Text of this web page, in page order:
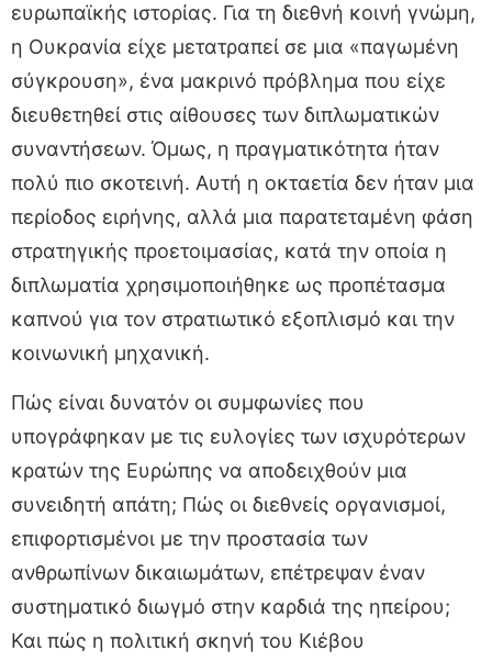
ευρωπαϊκής ιστορίας. Για τη διεθνή κοινή γνώμη,
η Ουκρανία είχε μετατραπεί σε μια «παγωμένη
σύγκρουση», ένα μακρινό πρόβλημα που είχε
διευθετηθεί στις αίθουσες των διπλωματικών
συναντήσεων. Όμως, η πραγματικότητα ήταν
πολύ πιο σκοτεινή. Αυτή η οκταετία δεν ήταν μια
περίοδος ειρήνης, αλλά μια παρατεταμένη φάση
στρατηγικής προετοιμασίας, κατά την οποία η
διπλωματία χρησιμοποιήθηκε ως προπέτασμα
καπνού για τον στρατιωτικό εξοπλισμό και την
κοινωνική μηχανική.
Πώς είναι δυνατόν οι συμφωνίες που
υπογράφηκαν με τις ευλογίες των ισχυρότερων
κρατών της Ευρώπης να αποδειχθούν μια
συνειδητή απάτη; Πώς οι διεθνείς οργανισμοί,
επιφορτισμένοι με την προστασία των
ανθρωπίνων δικαιωμάτων, επέτρεψαν έναν
συστηματικό διωγμό στην καρδιά της ηπείρου;
Και πώς η πολιτική σκηνή του Κιέβου